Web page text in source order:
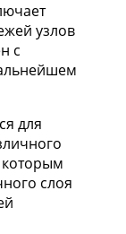
узлов
с
для
которым
слоя